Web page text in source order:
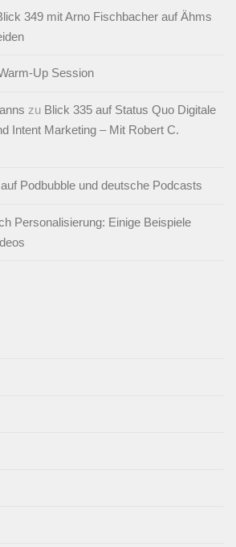
349 mit Arno Fischbacher auf Ähms
Up Session
zu Blick 335 auf Status Quo Digitale
Intent Marketing – Mit Robert C.
Podbubble und deutsche Podcasts
Personalisierung: Einige Beispiele